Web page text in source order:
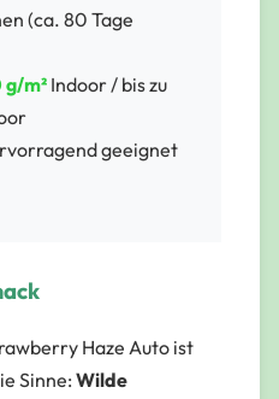
(ca. 80 Tage
m²Indoor / bis zu
geeignet
Haze Auto ist
Sinne: Wilde